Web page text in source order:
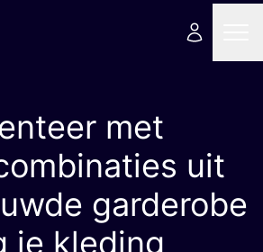
met
uit
garderobe
je kleding